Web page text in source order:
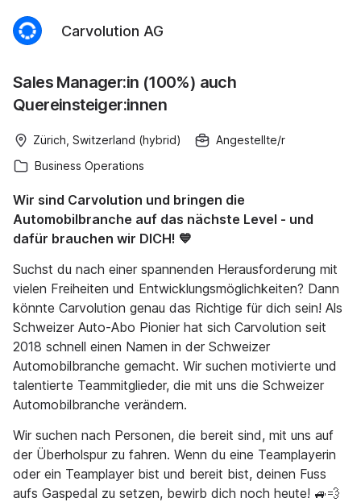
Carvolution AG
Sales Manager:in (100%) auch
Quereinsteiger:innen
Zürich, Switzerland (hybrid)
Angestellte/r
Business Operations
Wir sind Carvolution und bringen die
Automobilbranche auf das nächste Level - und
dafür brauchen wir DICH! 💙
Suchst du nach einer spannenden Herausforderung mit
vielen Freiheiten und Entwicklungsmöglichkeiten? Dann
könnte Carvolution genau das Richtige für dich sein! Als
Schweizer Auto-Abo Pionier hat sich Carvolution seit
2018 schnell einen Namen in der Schweizer
Automobilbranche gemacht. Wir suchen motivierte und
talentierte Teammitglieder, die mit uns die Schweizer
Automobilbranche verändern.
Wir suchen nach Personen, die bereit sind, mit uns auf
der Überholspur zu fahren. Wenn du eine Teamplayerin
oder ein Teamplayer bist und bereit bist, deinen Fuss
aufs Gaspedal zu setzen, bewirb dich noch heute! 🚙💨